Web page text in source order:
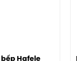
Hafele